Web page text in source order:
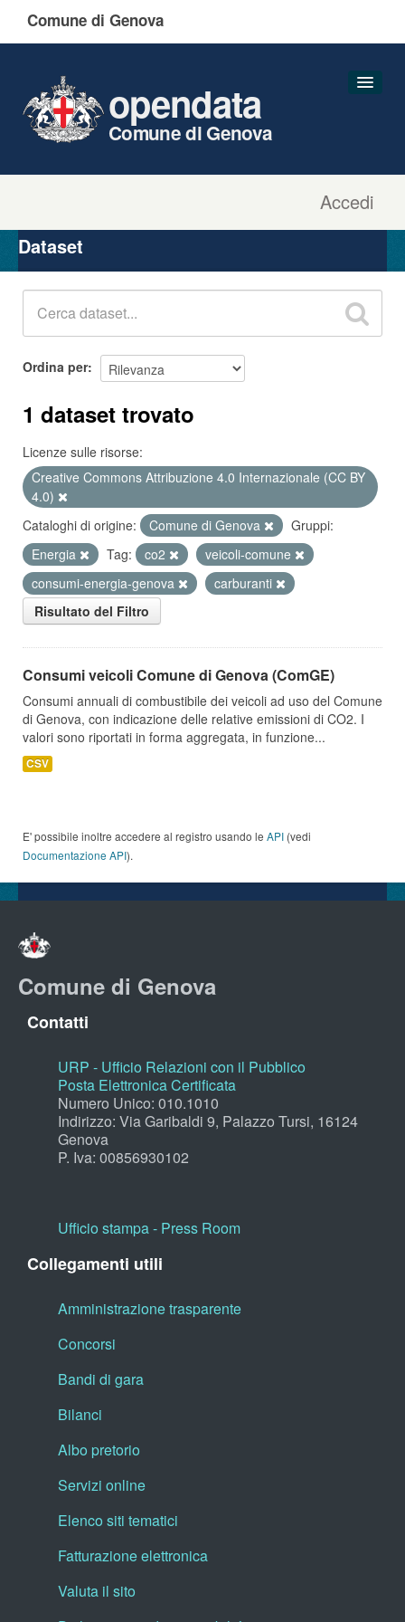
Comune di Genova
Accedi
opendata
Comune di Genova
Organizzazioni
Gruppi
Dataset
Ordina per
1 dataset trovato
Licenze sulle risorse:
Creative Commons Attribuzione 4.0 Internazionale (CC BY
4.0)
Cataloghi di origine:
Comune di Genova
Gruppi:
Energia
Tag: co2
veicoli-comune
consumi-energia-genova
carburanti
Risultato del Filtro
Consumi veicoli Comune di Genova (ComGE)
Consumi annuali di combustibile dei veicoli ad uso del Comune
di Genova, con indicazione delle relative emissioni di CO2. I
valori sono riportati in forma aggregata, in funzione...
CSV
E' possibile inoltre accedere al registro usando le API (vedi
Documentazione API).
Comune di Genova
Contatti
URP - Ufficio Relazioni con il Pubblico
Posta Elettronica Certificata
Numero Unico: 010.1010
Indirizzo: Via Garibaldi 9, Palazzo Tursi, 16124
Genova
P. Iva: 00856930102
Ufficio stampa - Press Room
Collegamenti utili
Amministrazione trasparente
Concorsi
Bandi di gara
Bilanci
Albo pretorio
Servizi online
Elenco siti tematici
Fatturazione elettronica
Valuta il sito